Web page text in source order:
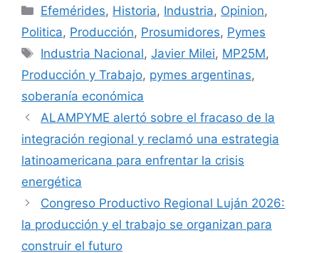
Efemérides, Historia, Industria, Opinion,
Politica, Producción, Prosumidores, Pymes
Industria Nacional,Javier Milei, MP25M,
Producción y Trabajo, pymes argentinas,
soberanía económica
ALAMPYME alertó sobre el fracaso de la
integración regional y reclamó una estrategia
latinoamericana para enfrentar la crisis
energética
Congreso Productivo Regional Luján 2026:
la producción y el trabajo se organizan para
construir el futuro